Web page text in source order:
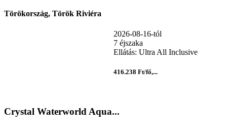
Törökország, Török Riviéra
2026-08-16-tól
7 éjszaka
Ellátás: Ultra All Inclusive
416.238 Ft/fő,...
Crystal Waterworld Aqua...